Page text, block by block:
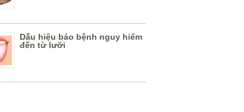
Dấu hiệu báo bệnh nguy hiểm
đến từ lưỡi